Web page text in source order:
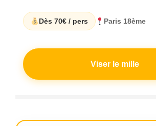
Dès 70€ / pers Paris 18ème
Viser le mille